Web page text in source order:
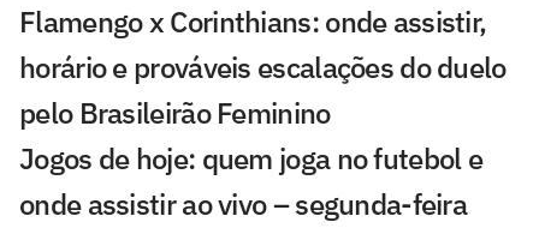
Flamengo x Corinthians: onde assistir,
horário e prováveis escalações do duelo
pelo Brasileirão Feminino
Jogos de hoje: quem joga no futebol e
onde assistir ao vivo – segunda-feira